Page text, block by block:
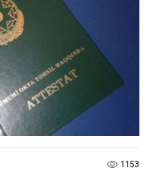
1153